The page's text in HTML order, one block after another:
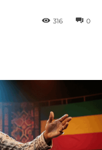
0
316